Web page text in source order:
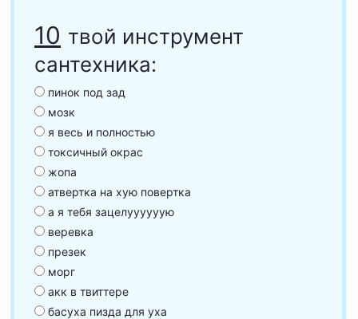
10 твой инструмент
сантехника:
пинок под зад
мозк
я весь и полностью
токсичный окрас
жопа
атвертка на хую повертка
а я тебя зацелуууууую
веревка
презек
морг
акк в твиттере
басуха пизда для уха